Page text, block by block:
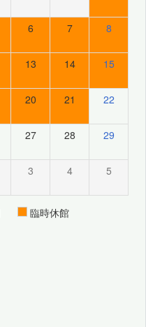
6 7 8
13 14 15
20 21 22
27 28 29
3 4 5
臨時休館